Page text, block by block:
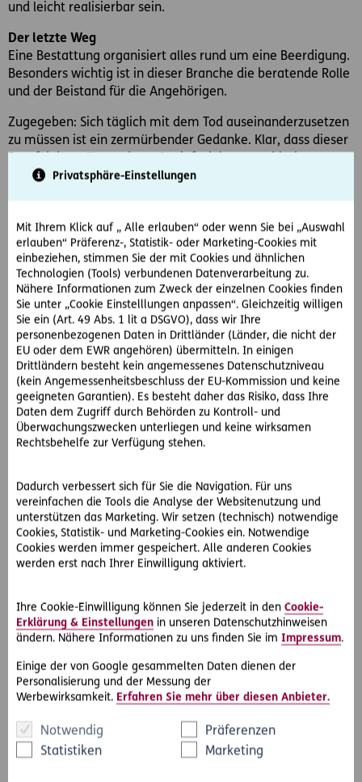
Privatsphäre-Einstellungen
Mit Ihrem Klick auf „ Alle erlauben“ oder wenn Sie bei „Auswahl
erlauben“ Präferenz-, Statistik- oder Marketing-Cookies mit
einbeziehen, stimmen Sie der mit Cookies und ähnlichen
Technologien (Tools) verbundenen Datenverarbeitung zu.
Nähere Informationen zum Zweck der einzelnen Cookies finden
Sie unter „Cookie Einstelllungen anpassen“. Gleichzeitig willigen
Sie ein (Art. 49 Abs. 1 lit a DSGVO), dass wir Ihre
personenbezogenen Daten in Drittländer (Länder, die nicht der
EU oder dem EWR angehören) übermitteln. In einigen
Drittländern besteht kein angemessenes Datenschutzniveau
(kein Angemessenheitsbeschluss der EU-Kommission und keine
geeigneten Garantien). Es besteht daher das Risiko, dass Ihre
Daten dem Zugriff durch Behörden zu Kontroll- und
Überwachungszwecken unterliegen und keine wirksamen
Rechtsbehelfe zur Verfügung stehen.
Dadurch verbessert sich für Sie die Navigation. Für uns
vereinfachen die Tools die Analyse der Websitenutzung und
unterstützen das Marketing. Wir setzen (technisch) notwendige
Cookies, Statistik- und Marketing-Cookies ein. Notwendige
Cookies werden immer gespeichert. Alle anderen Cookies
werden erst nach Ihrer Einwilligung aktiviert.
Ihre Cookie-Einwilligung können Sie jederzeit in den Cookie-
Erklärung & Einstellungen in unseren Datenschutzhinweisen
ändern. Nähere Informationen zu uns finden Sie im Impressum.
Einige der von Google gesammelten Daten dienen der
Personalisierung und der Messung der
Werbewirksamkeit. Erfahren Sie mehr über diesen Anbieter.
Notwendig
Präferenzen
Statistiken
Marketing
und leicht realisierbar sein.
Der letzte Weg
Eine Bestattung organisiert alles rund um eine Beerdigung.
Besonders wichtig ist in dieser Branche die beratende Rolle
und der Beistand für die Angehörigen.
Zugegeben: Sich täglich mit dem Tod auseinanderzusetzen
zu müssen ist ein zermürbender Gedanke. Klar, dass dieser
Stabilität, ein hohes Einfühlungsvermögen und
einfache Aufgabe ist, ist die Trauerbegleitung und die
organisatorische Unterstützung mit viel Sinn verbunden.
Quereinsteiger haben gute Chancen.
Der religiöse Weg
Wer sich dazu entscheidet, Pfarrer oder Pfarrerin zu
werden, tut dies sicher nicht des Geldes wegen.
Bemerkenswert sind die Verdienstmöglichkeiten trotzdem.
Ein Grund für die gute Bezahlung könnte die lange
Ausbildungsdauer sein. Beispielsweise sind in der
katholischen Kirche mindestens acht Studien-
beziehungsweise Ausbildungsjahre Voraussetzung für einen
angehenden Pfarrer, in der evangelischen Kirche ist die
Für den Beruf spricht übrigens auch die Sicherheit, denn
sowohl die katholische als auch die evangelische Kirche
leiden massiv unter Pfarrermangel.
Der saubere Weg
Unter Menschen mit empfindlicher Nase nicht sonderlich
Müllabfuhr. Mitarbeitende in der Abfallentsorgung sind
meistens in öffentlichen Einrichtungen, z. B. der
Stadtverwaltung, angestellt. Dort gelten die Tarife für den
öffentlichen Dienst, was meist ein höheres Gehalt als in der
Privatwirtschaft bedeutet. Wie in so vielen Berufen verdient
man allerdings mehr, wenn man die dazugehörige
All diese Jobs haben eines gemeinsam: Sie sind essentiell
für eine funktionierende Gesellschaft. Personen, die in